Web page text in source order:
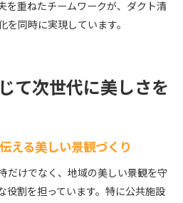
を重ねたチームワークが、ダクト清
を同時に実現しています。
て次世代に美しさを
える美しい景観づくり
だけでなく、地域の美しい景観を守
役割を担っています。特に公共施設